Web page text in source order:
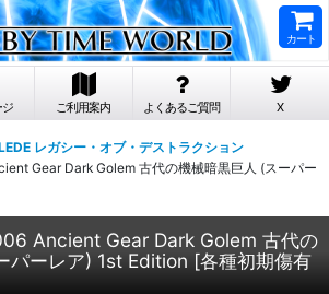
カート
ご利用案内 よくあるご質問 X
レガシー・オブ・デストラクション
Gear Dark Golem 古代の機械暗黒巨人 (スーパー
Ancient Gear Dark Golem 古代の
パーレア) 1st Edition [各種初期傷有